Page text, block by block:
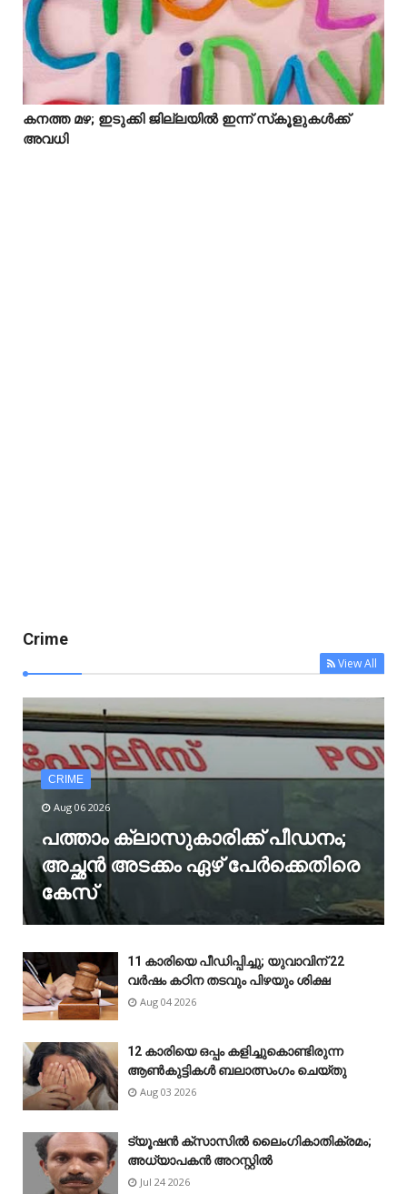
  
കനത്ത മഴ; ഇടുക്കി ജില്ലയിൽ ഇന്ന് സ്‌കൂളുകൾക്ക്
അവധി
Crime
View All
CRIME
Aug 06 2026
പത്താം ക്ലാസുകാരിക്ക് പീഡനം;
അച്ഛൻ അടക്കം ഏഴ് പേർക്കെതിരെ
കേസ്
11 കാരിയെ പീഡിപ്പിച്ചു; യുവാവിന് 22
വർഷം കഠിന തടവും പിഴയും ശിക്ഷ
Aug 04 2026
12 കാരിയെ ഒപ്പം കളിച്ചുകൊണ്ടിരുന്ന
ആൺകുട്ടികൾ ബലാത്സംഗം ചെയ്‌തു
Aug 03 2026
ട്യൂഷൻ ക്സാസിൽ ലൈംഗികാതിക്രമം;
അധ്യാപകൻ അറസ്റ്റിൽ
Jul 24 2026